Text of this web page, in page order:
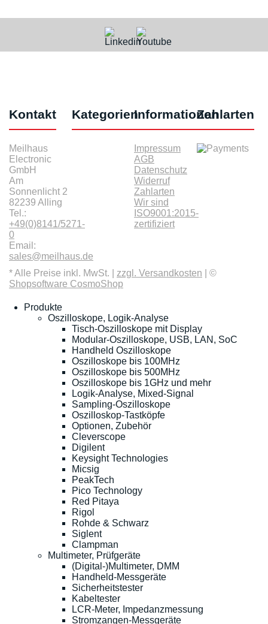
Kontakt
Meilhaus
Electronic
GmbH
Am
Sonnenlicht 2
82239 Alling
Tel.:
+49(0)8141/5271-
0
Email:
sales@meilhaus.de
KategorienInformationen
Impressum
AGB
Datenschutz
Widerruf
Zahlarten
Wir sind
ISO9001:2015-
zertifiziert
Zahlarten
* Alle Preise inkl. MwSt. | zzgl. Versandkosten | ©
Shopsoftware CosmoShop
Produkte
Oszilloskope, Logik-Analyse
Tisch-Oszilloskope mit Display
Modular-Oszilloskope, USB, LAN, SoC
Handheld Oszilloskope
Oszilloskope bis 100MHz
Oszilloskope bis 500MHz
Oszilloskope bis 1GHz und mehr
Logik-Analyse, Mixed-Signal
Sampling-Oszilloskope
Oszilloskop-Tastköpfe
Optionen, Zubehör
Cleverscope
Digilent
Keysight Technologies
Micsig
PeakTech
Pico Technology
Red Pitaya
Rigol
Rohde & Schwarz
Siglent
Clampman
Multimeter, Prüfgeräte
(Digital-)Multimeter, DMM
Handheld-Messgeräte
Sicherheitstester
Kabeltester
LCR-Meter, Impedanzmessung
Stromzangen-Messgeräte